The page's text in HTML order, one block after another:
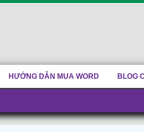
HƯỚNG DẪN MUA WORD BLOG